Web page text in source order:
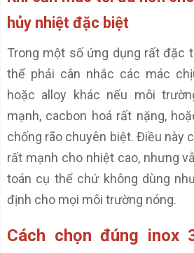
hủy nhiệt đặc biệt
Trong một số ứng dụng rất đặc
thể phải cân nhắc các mác
hoặc alloy khác nếu môi
mạnh, cacbon hoá rất nặng,
chống rão chuyên biệt. Điều này
rất mạnh cho nhiệt cao, nhưng
toán cụ thể chứ không dùng
định cho mọi môi trường nóng.
Cách chọn đúng inox